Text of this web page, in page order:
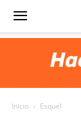
Diario
Inicio Esquel